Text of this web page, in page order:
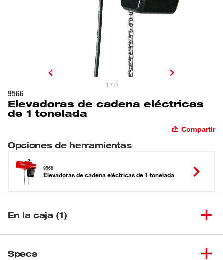
1 / 0
9566
Elevadoras de cadena eléctricas
de 1 tonelada
Compartir
Opciones de herramientas
9566
Elevadoras de cadena eléctricas de 1 tonelada
En la caja (1)
Specs